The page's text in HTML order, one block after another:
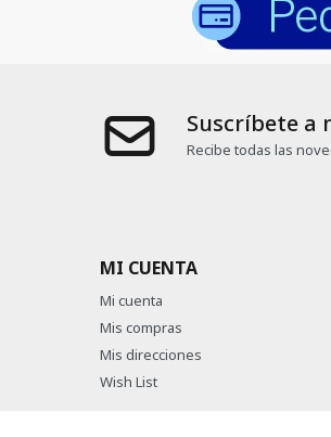
Suscríbete a
Recibe todas las
MI CUENTA
Mi cuenta
Mis compras
Mis direcciones
Wish List